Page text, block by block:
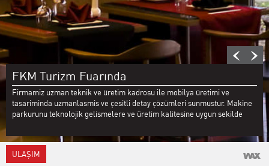
FKM Turizm Fuarında
Firmamiz uzman teknik ve üretim kadrosu ile mobilya üretimi ve
tasariminda uzmanlasmis ve çesitli detay çözümleri sunmustur. Makine
parkurunu teknolojik gelismelere ve üretim kalitesine uygun sekilde
olarak hizmet vermistir.
ULAŞIM